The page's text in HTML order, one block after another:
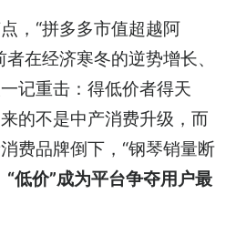
，“拼多多市值超越阿
在经济寒冬的逆势增长、
记重击：得低价者得天
的不是中产消费升级，而
费品牌倒下，“钢琴销量断
“低价”成为平台争夺用户最